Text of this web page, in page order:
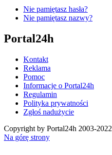
Nie pamiętasz hasła?
Nie pamiętasz nazwy?
Portal24h
Kontakt
Reklama
Pomoc
Informacje o Portal24h
Regulamin
Polityka prywatności
Zgłoś nadużycie
Copyright by Portal24h 2003-2022
Na górę strony